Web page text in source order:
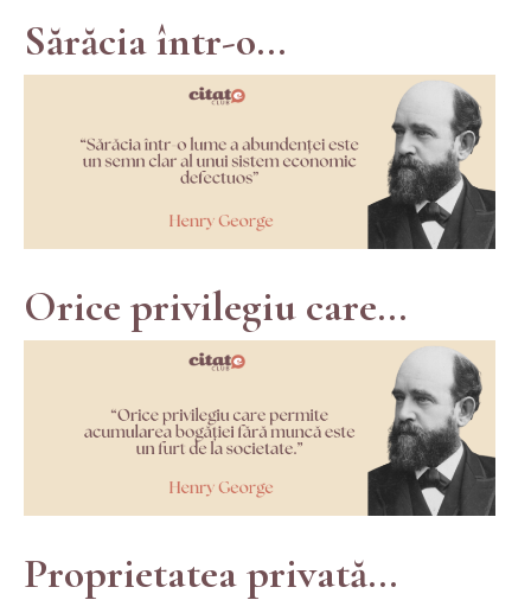
Sărăcia într-o...
Orice privilegiu care...
Proprietatea privată...